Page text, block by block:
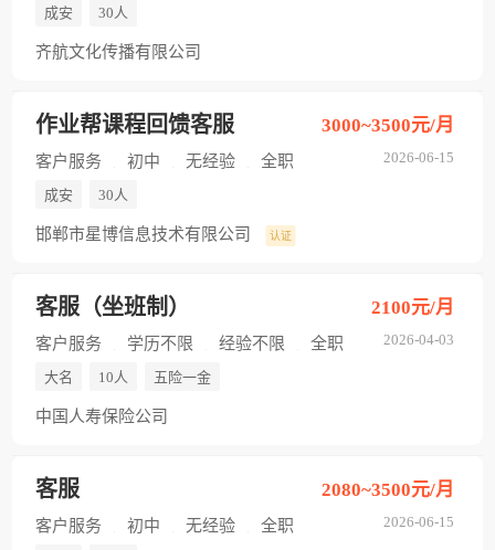
成安 30人
齐航文化传播有限公司
作业帮课程回馈客服
2026-06-15
3000~3500元/月
客户服务 初中 无经验 全职
成安 30人
邯郸市星博信息技术有限公司 认证
客服（坐班制）
2026-04-03
2100元/月
客户服务 学历不限 经验不限 全职
大名 10人 五险一金
中国人寿保险公司
客服
2026-06-15
2080~3500元/月
客户服务 初中 无经验 全职